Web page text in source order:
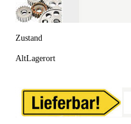
Zustand
AltLagerort